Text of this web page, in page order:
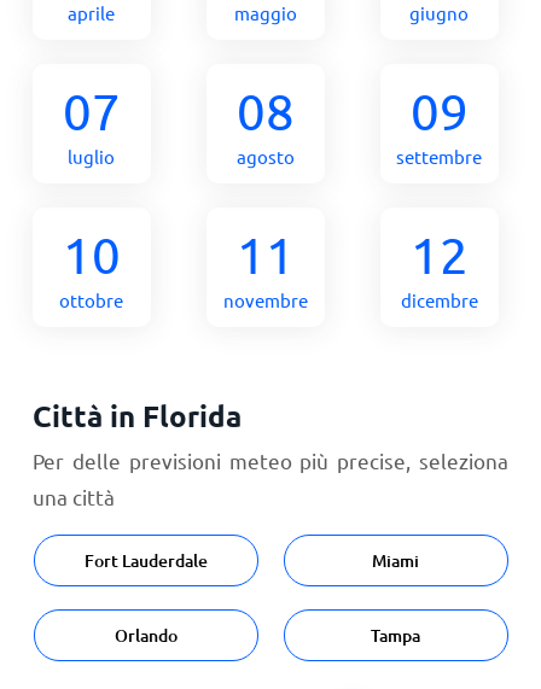
aprile maggio giugno
07
luglio
08
agosto
09
settembre
10
ottobre
11
novembre
12
dicembre
Città in Florida
Per delle previsioni meteo più precise, seleziona
una città
Fort Lauderdale Miami
Orlando Tampa